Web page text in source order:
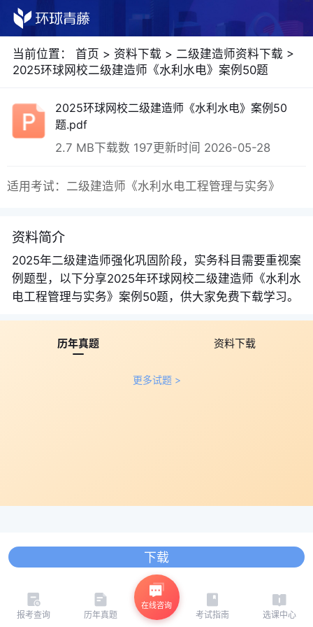
当前位置： 首页 > 资料下载 > 二级建造师资料下载 >
2025环球网校二级建造师《水利水电》案例50题
2025环球网校二级建造师《水利水电》案例50
题.pdf
2.7 MB下载数 197更新时间 2026-05-28
下载
适用考试：二级建造师《水利水电工程管理与实务》
资料简介
2025年二级建造师强化巩固阶段，实务科目需要重视案
例题型，以下分享2025年环球网校二级建造师《水利水
电工程管理与实务》案例50题，供大家免费下载学习。
历年真题 资料下载
更多试题 >
报考查询 历年真题
在线咨询
考试指南 选课中心